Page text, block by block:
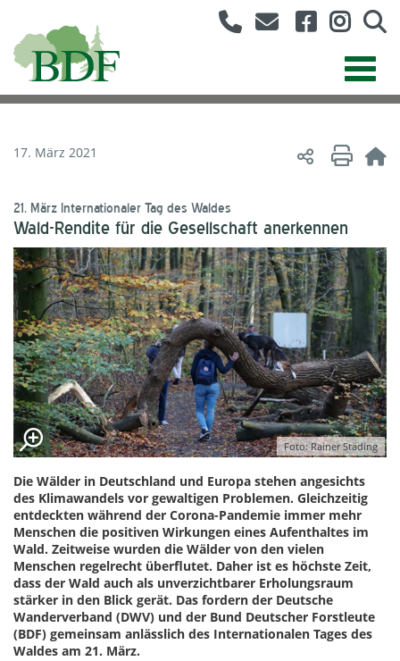
17. März 2021
21. März Internationaler Tag des Waldes
Wald-Rendite für die Gesellschaft anerkennen
Foto: Rainer Städing
Die Wälder in Deutschland und Europa stehen angesichts
des Klimawandels vor gewaltigen Problemen. Gleichzeitig
entdeckten während der Corona-Pandemie immer mehr
Menschen die positiven Wirkungen eines Aufenthaltes im
Wald. Zeitweise wurden die Wälder von den vielen
Menschen regelrecht überflutet. Daher ist es höchste Zeit,
dass der Wald auch als unverzichtbarer Erholungsraum
stärker in den Blick gerät. Das fordern der Deutsche
Wanderverband (DWV) und der Bund Deutscher Forstleute
(BDF) gemeinsam anlässlich des Internationalen Tages des
Waldes am 21. März.